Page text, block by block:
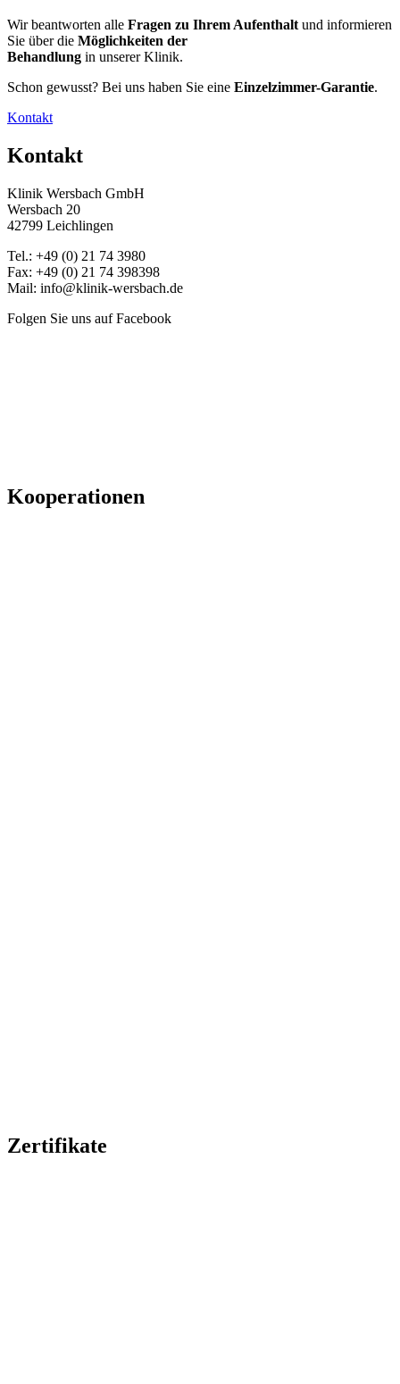
Wir beantworten alle Fragen zu Ihrem Aufenthalt und informieren
Sie über die Möglichkeiten der
Behandlung in unserer Klinik.
Schon gewusst? Bei uns haben Sie eine Einzelzimmer-Garantie.
Kontakt
Kontakt
Klinik Wersbach GmbH
Wersbach 20
42799 Leichlingen
Tel.: +49 (0) 21 74 3980
Fax: +49 (0) 21 74 398398
Mail: info@klinik-wersbach.de
Folgen Sie uns auf Facebook
Kooperationen
Zertifikate